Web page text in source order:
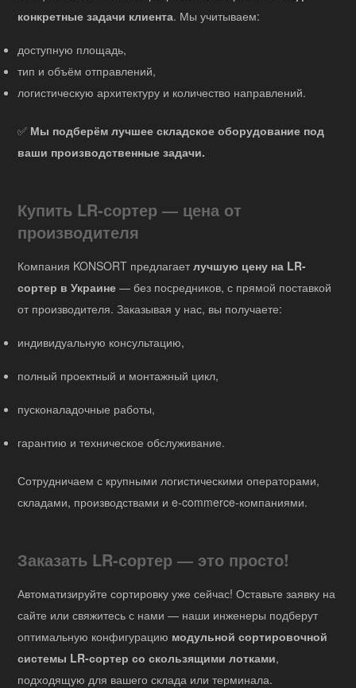
конкретные задачи клиента. Мы учитываем:
доступную площадь,
тип и объём отправлений,
логистическую архитектуру и количество направлений.
✅ Мы подберём лучшее складское оборудование под
ваши производственные задачи.
Купить LR-сортер — цена от
производителя
Компания KONSORT предлагаетлучшую цену на LR-
сортер в Украине — без посредников, с прямой поставкой
от производителя. Заказывая у нас, вы получаете:
индивидуальную консультацию,
полный проектный и монтажный цикл,
пусконаладочные работы,
гарантию и техническое обслуживание.
Сотрудничаем с крупными логистическими операторами,
складами, производствами и e-commerce-компаниями.
Заказать LR-сортер — это просто!
Автоматизируйте сортировку уже сейчас! Оставьте заявку на
сайте или свяжитесь с нами — наши инженеры подберут
оптимальную конфигурацию модульной сортировочной
системы LR-сортер со скользящими лотками,
подходящую для вашего склада или терминала.